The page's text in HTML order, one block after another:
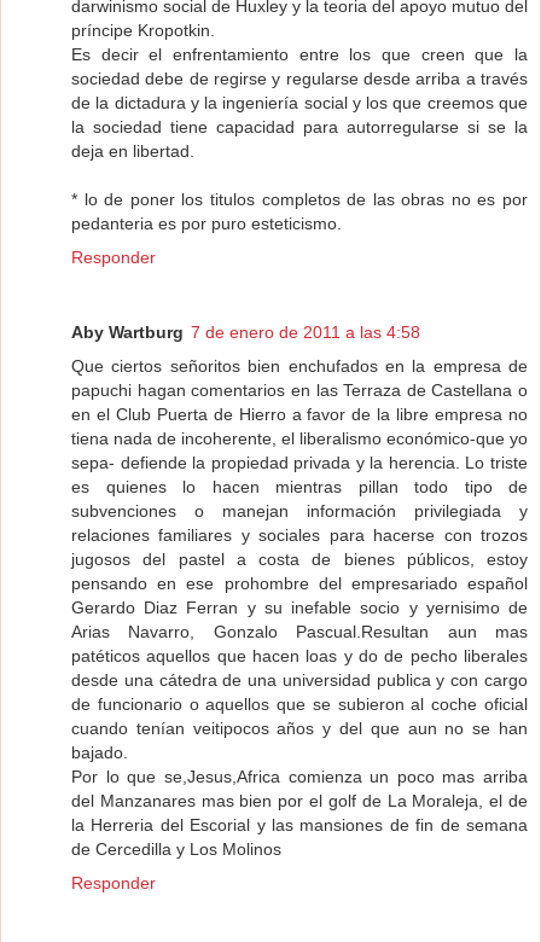
darwinismo social de Huxley y la teoria del apoyo mutuo del
príncipe Kropotkin.
Es decir el enfrentamiento entre los que creen que la
sociedad debe de regirse y regularse desde arriba a través
de la dictadura y la ingeniería social y los que creemos que
la sociedad tiene capacidad para autorregularse si se la
deja en libertad.
* lo de poner los titulos completos de las obras no es por
pedanteria es por puro esteticismo.
Responder
Aby Wartburg 7 de enero de 2011 a las 4:58
Que ciertos señoritos bien enchufados en la empresa de
papuchi hagan comentarios en las Terraza de Castellana o
en el Club Puerta de Hierro a favor de la libre empresa no
tiena nada de incoherente, el liberalismo económico-que yo
sepa- defiende la propiedad privada y la herencia. Lo triste
es quienes lo hacen mientras pillan todo tipo de
subvenciones o manejan información privilegiada y
relaciones familiares y sociales para hacerse con trozos
jugosos del pastel a costa de bienes públicos, estoy
pensando en ese prohombre del empresariado español
Gerardo Diaz Ferran y su inefable socio y yernisimo de
Arias Navarro, Gonzalo Pascual.Resultan aun mas
patéticos aquellos que hacen loas y do de pecho liberales
desde una cátedra de una universidad publica y con cargo
de funcionario o aquellos que se subieron al coche oficial
cuando tenían veitipocos años y del que aun no se han
bajado.
Por lo que se,Jesus,Africa comienza un poco mas arriba
del Manzanares mas bien por el golf de La Moraleja, el de
la Herreria del Escorial y las mansiones de fin de semana
de Cercedilla y Los Molinos
Responder